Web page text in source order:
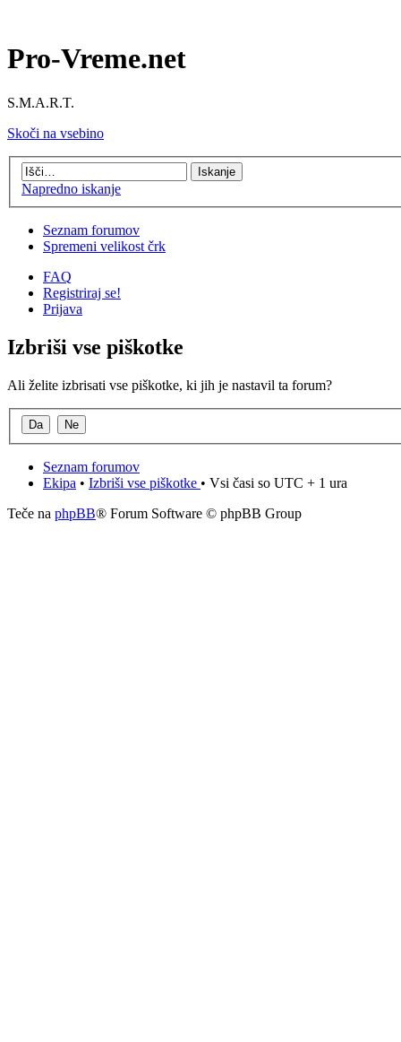
Pro-Vreme.net
S.M.A.R.T.
Skoči na vsebino
Napredno iskanje
Seznam forumov
Spremeni velikost črk
FAQ
Registriraj se!
Prijava
Izbriši vse piškotke
Ali želite izbrisati vse piškotke, ki jih je nastavil ta forum?
Seznam forumov
Ekipa • Izbriši vse piškotke • Vsi časi so UTC + 1 ura
Teče na phpBB® Forum Software © phpBB Group